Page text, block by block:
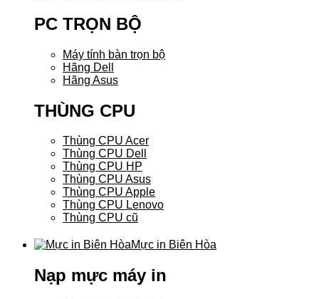
PC TRỌN BỘ
Máy tính bàn trọn bộ
Hãng Dell
Hãng Asus
THÙNG CPU
Thùng CPU Acer
Thùng CPU Dell
Thùng CPU HP
Thùng CPU Asus
Thùng CPU Apple
Thùng CPU Lenovo
Thùng CPU cũ
Mực in Biên Hòa
Nạp mực máy in